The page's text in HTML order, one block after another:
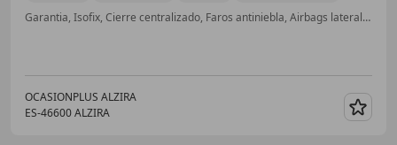
Garantia, Isofix, Cierre centralizado, Faros antiniebla, Airbags laterales, Ordenador
OCASIONPLUS ALZIRA
ES-46600 ALZIRA